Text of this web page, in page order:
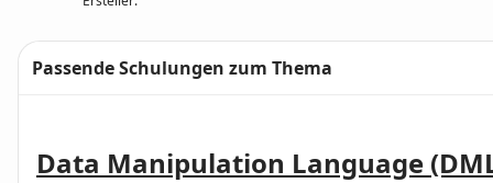
Passende Schulungen zum Thema
Data Manipulation Language